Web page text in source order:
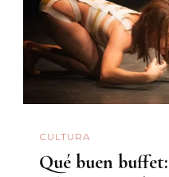
CULTURA
Qué buen